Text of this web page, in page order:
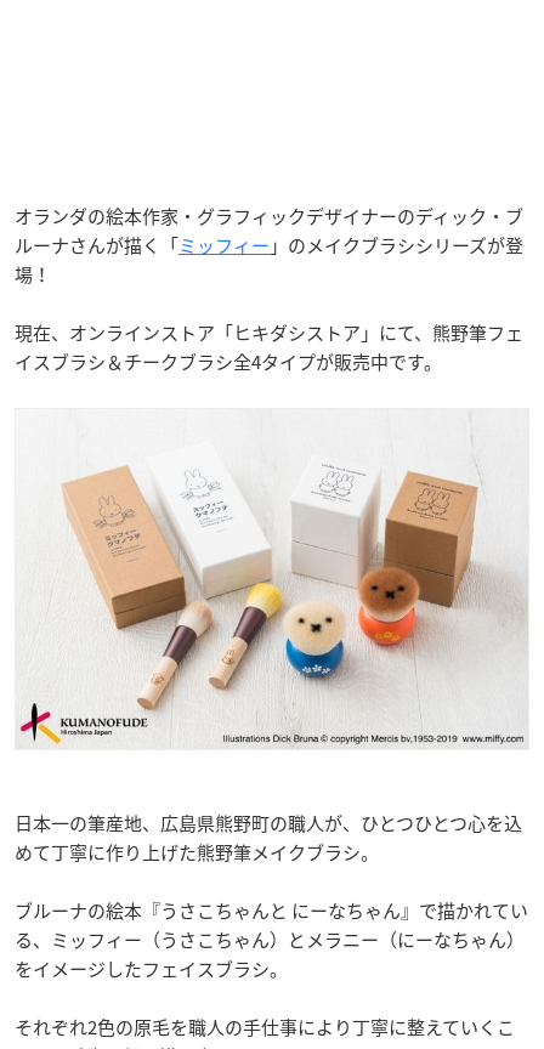
オランダの絵本作家・グラフィックデザイナーのディック・ブ
ルーナさんが描く「ミッフィー 」のメイクブラシシリーズが登
場！
現在、オンラインストア「ヒキダシストア」にて、熊野筆フェ
イスブラシ＆チークブラシ全4タイプが販売中です。
日本一の筆産地、広島県熊野町の職人が、ひとつひとつ心を込
めて丁寧に作り上げた熊野筆メイクブラシ。
ブルーナの絵本『うさこちゃんと にーなちゃん』で描かれてい
る、ミッフィー（うさこちゃん）とメラニー（にーなちゃん）
をイメージしたフェイスブラシ。
それぞれ2色の原毛を職人の手仕事により丁寧に整えていくこ